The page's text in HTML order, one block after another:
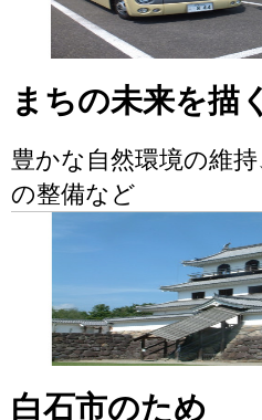
まちの未来を描く
豊かな自然環境の維
の整備など
白石市のため